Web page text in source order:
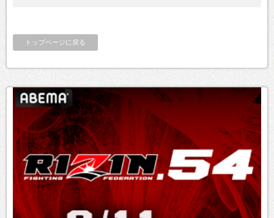
トップページに戻る